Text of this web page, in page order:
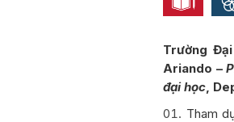
Trường
Ariando –
đại học,
Tham